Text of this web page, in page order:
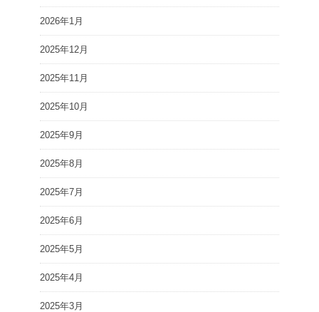
2026年1月
2025年12月
2025年11月
2025年10月
2025年9月
2025年8月
2025年7月
2025年6月
2025年5月
2025年4月
2025年3月